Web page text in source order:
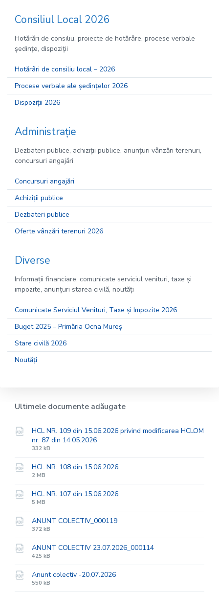
Sitemap
Consiliul Local 2026
Hotărări de consiliu, proiecte de hotărâre, procese verbale
ședințe, dispoziții
Hotărâri de consiliu local – 2026
Procese verbale ale ședințelor 2026
Dispoziții 2026
Administrație
Dezbateri publice, achiziții publice, anunțuri vânzări terenuri,
concursuri angajări
Concursuri angajări
Achiziții publice
Dezbateri publice
Oferte vânzări terenuri 2026
Diverse
Informații financiare, comunicate serviciul venituri, taxe și
impozite, anunțuri starea civilă, noutăți
Comunicate Serviciul Venituri, Taxe și Impozite 2026
Buget 2025 – Primăria Ocna Mureș
Stare civilă 2026
Noutăți
Ultimele documente adăugate
HCL NR. 109 din 15.06.2026 privind modificarea HCLOM
nr. 87 din 14.05.2026
File
extension:
pdf
File
size:
332 kB
HCL NR. 108 din 15.06.2026
File
extension:
pdf
File
size:
2 MB
HCL NR. 107 din 15.06.2026
File
extension:
pdf
File
size:
5 MB
ANUNT COLECTIV_000119
File
extension:
pdf
File
size:
372 kB
ANUNT COLECTIV 23.07.2026_000114
File
extension:
pdf
File
size:
425 kB
Anunt colectiv -20.07.2026
File
File
550 kB